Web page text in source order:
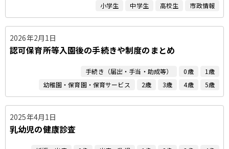
小学生
中学生 高校生 市政情報
2026年2月1日
認可保育所等入園後の手続きや制度のまとめ
手続き（届出・手当・助成等） 0歳
1歳
幼稚園・保育園・保育サービス
2歳 3歳 4歳 5歳
2025年4月1日
乳幼児の健康診査